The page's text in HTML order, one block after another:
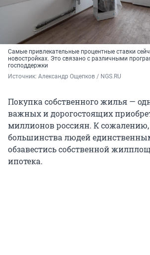
Самые привлекательные процентные ставки
новостройках. Это связано с различными
господдержки
Источник: Александр Ощепков / NGS.RU
Покупка собственного жилья —
важных и дорогостоящих
миллионов россиян. К
большинства людей
обзавестись собственной
ипотека.